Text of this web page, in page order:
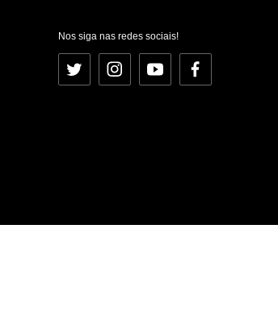
Nos siga nas redes sociais!
Twitter InstagramYouTubeFacebook